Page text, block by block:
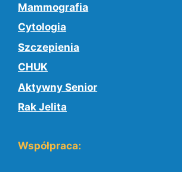
Mammografia
Cytologia
Szczepienia
CHUK
Aktywny Senior
Rak Jelita
Współpraca: